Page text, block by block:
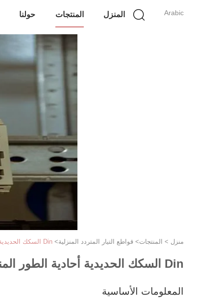
Arabic المنزل المنتجات حولنا
منزل > المنتجات> قواطع التيار المتردد المنزلية> Din السكك الحديدية أحادية الطور المنزلية AC قواطع 4 القطب IP20 100A 230V
Din السكك الحديدية أحادية الطور المنزلية AC قواطع 4 القطب IP20 100A 230V
المعلومات الأساسية